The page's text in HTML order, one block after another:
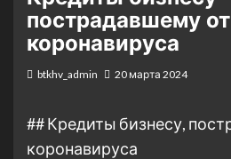
пострадавшему от
коронавируса
btkhv_admin 20 марта 2024
## Кредиты бизнесу,
коронавируса